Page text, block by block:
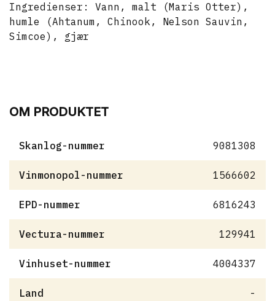
Ingredienser: Vann, malt (Maris Otter),
humle (Ahtanum, Chinook, Nelson Sauvin,
Simcoe), gjær
OM PRODUKTET
Skanlog-nummer 9081308
Vinmonopol-nummer 1566602
EPD-nummer 6816243
Vectura-nummer 129941
Vinhuset-nummer 4004337
Land -